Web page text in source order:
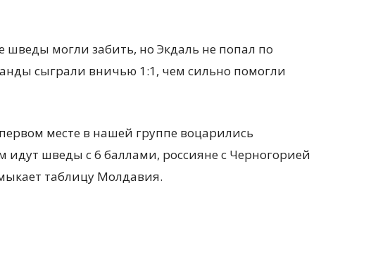
шведы могли забить, но Экдаль не попал по
сыграли вничью 1:1, чем сильно помогли
месте в нашей группе воцарились
идут шведы с 6 баллами, россияне с Черногорией
таблицу Молдавия.